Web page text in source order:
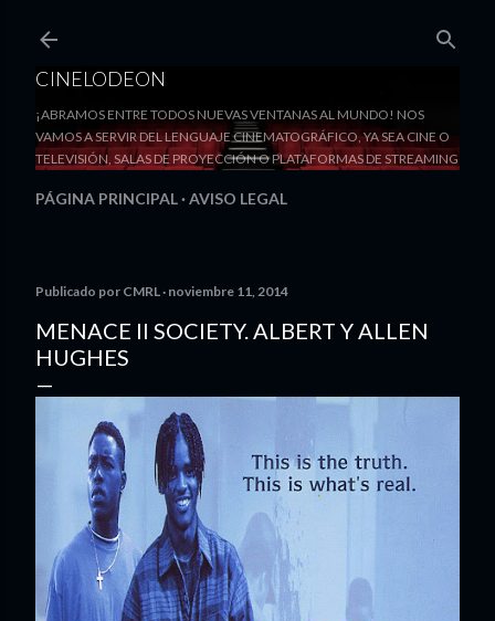
CINELODEON
¡ABRAMOS ENTRE TODOS NUEVAS VENTANAS AL MUNDO! NOS
VAMOS A SERVIR DEL LENGUAJE CINEMATOGRÁFICO, YA SEA CINE O
TELEVISIÓN, SALAS DE PROYECCIÓN O PLATAFORMAS DE STREAMING
PÁGINA PRINCIPAL AVISO LEGAL
Publicado por CMRL noviembre 11, 2014
MENACE II SOCIETY. ALBERT Y ALLEN
HUGHES